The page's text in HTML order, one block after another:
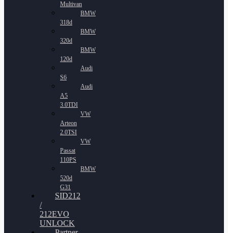
Multivan
BMW
318d
BMW
320d
BMW
120d
Audi
S6
Audi
A5
3.0TDI
VW
Arteon
2.0TSI
VW
Passat
110PS
BMW
520d
G31
SID212
/
212EVO
UNLOCK